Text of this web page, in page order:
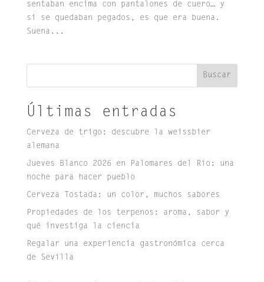
sentaban encima con pantalones de cuero… y
si se quedaban pegados, es que era buena.
Suena...
Buscar
Últimas entradas
Cerveza de trigo: descubre la weissbier
alemana
Jueves Blanco 2026 en Palomares del Río: una
noche para hacer pueblo
Cerveza Tostada: un color, muchos sabores
Propiedades de los terpenos: aroma, sabor y
qué investiga la ciencia
Regalar una experiencia gastronómica cerca
de Sevilla